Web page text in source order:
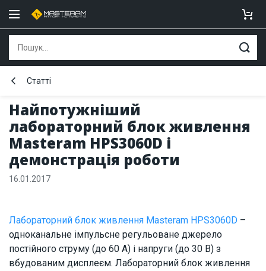
Найпотужніший
лабораторний блок живлення
Masteram HPS3060D і
демонстрація роботи
Статті
16.01.2017
Лабораторний блок живлення Masteram HPS3060D –
одноканальне імпульсне регульоване джерело
постійного струму (до 60 А) і напруги (до 30 В) з
вбудованим дисплеєм. Лабораторний блок живлення